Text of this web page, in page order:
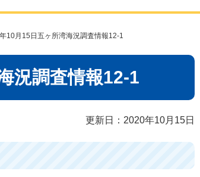
10月15日五ヶ所湾海況調査情報12-1
況調査情報12-1
更新日：2020年10月15日